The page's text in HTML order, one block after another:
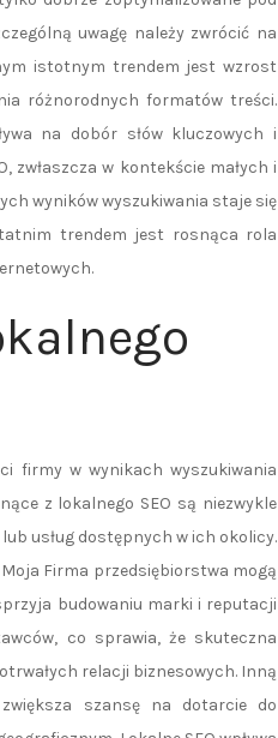
uwagę należy zwrócić na
istotnym trendem jest wzrost
różnorodnych formatów treści.
na dobór słów kluczowych i
zwłaszcza w kontekście małych i
wyników wyszukiwania staje się
trendem jest rosnąca rola
firmy w wynikach wyszukiwania
z lokalnego SEO są niezwykle
usług dostępnych w ich okolicy.
Firma przedsiębiorstwa mogą
budowaniu marki i reputacji
co sprawia, że skuteczna
relacji biznesowych. Inną
szansę na dotarcie do